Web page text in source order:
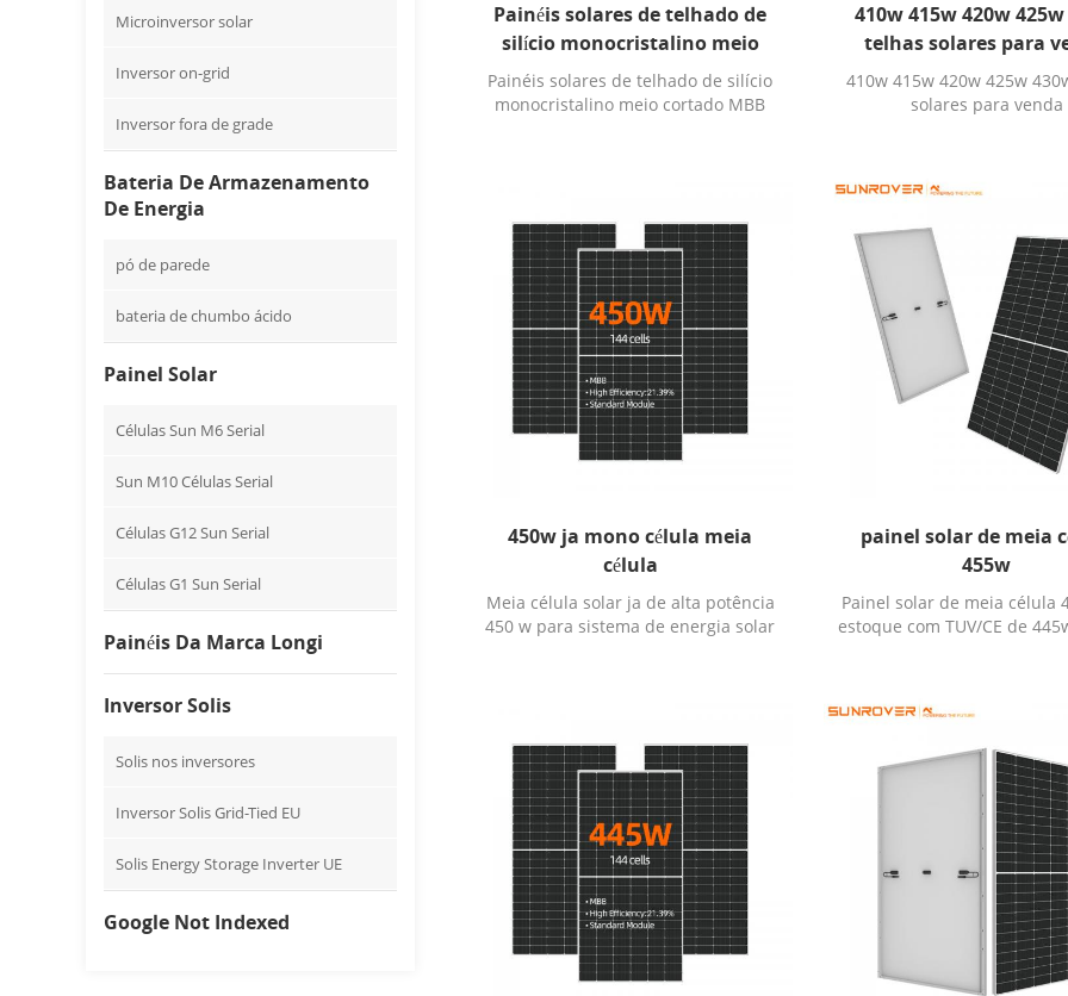
Painéis solares de telhado de
silício monocristalino meio
cortado MBB PERC para venda
durban
Painéis solares de telhado de silício
monocristalino meio cortado MBB
410w 415w 420w
telhas solares para
410w 415w 420w 425w
solares para venda
450w ja mono célula meia
célula
Meia célula solar ja de alta potência
450 w para sistema de energia solar
painel solar de meia
455w
Painel solar de meia célula
estoque com TUV/CE de
Microinversor solar
Inversor on-grid
Inversor fora de grade
Bateria De Armazenamento
De Energia
pó de parede
bateria de chumbo ácido
Painel Solar
Células Sun M6 Serial
Sun M10 Células Serial
Células G12 Sun Serial
Células G1 Sun Serial
Painéis Da Marca Longi
Inversor Solis
Solis nos inversores
Inversor Solis Grid-Tied EU
Solis Energy Storage Inverter UE
Google Not Indexed